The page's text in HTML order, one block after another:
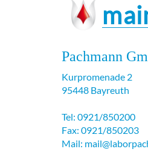
Pachmann
Kurpromenade 2
95448 Bayreuth
Tel: 0921/850200
Fax: 0921/850203
Mail: